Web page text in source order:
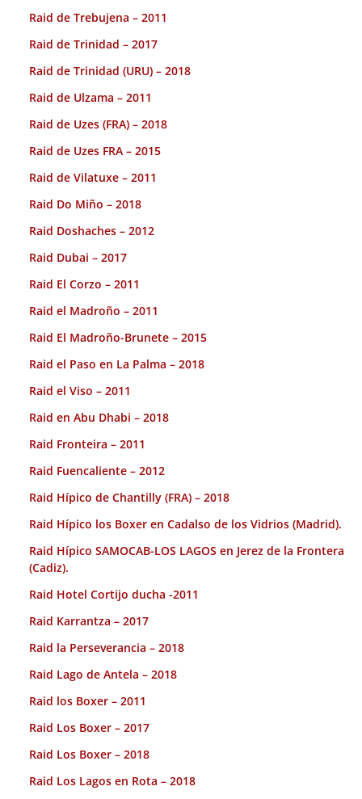
Raid de Trebujena – 2011
Raid de Trinidad – 2017
Raid de Trinidad (URU) – 2018
Raid de Ulzama – 2011
Raid de Uzes (FRA) – 2018
Raid de Uzes FRA – 2015
Raid de Vilatuxe – 2011
Raid Do Miño – 2018
Raid Doshaches – 2012
Raid Dubai – 2017
Raid El Corzo – 2011
Raid el Madroño – 2011
Raid El Madroño-Brunete – 2015
Raid el Paso en La Palma – 2018
Raid el Viso – 2011
Raid en Abu Dhabi – 2018
Raid Fronteira – 2011
Raid Fuencaliente – 2012
Raid Hípico de Chantilly (FRA) – 2018
Raid Hípico los Boxer en Cadalso de los Vidrios (Madrid).
Raid Hípico SAMOCAB-LOS LAGOS en Jerez de la Frontera
(Cadiz).
Raid Hotel Cortijo ducha -2011
Raid Karrantza – 2017
Raid la Perseverancia – 2018
Raid Lago de Antela – 2018
Raid los Boxer – 2011
Raid Los Boxer – 2017
Raid Los Boxer – 2018
Raid Los Lagos en Rota – 2018